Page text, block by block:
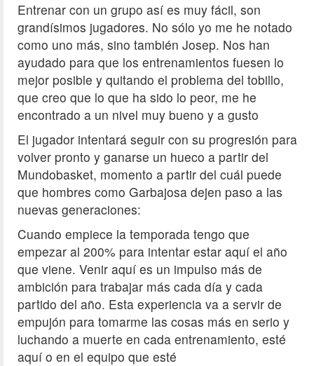
Entrenar con un grupo así es muy fácil, son
grandísimos jugadores. No sólo yo me he notado
como uno más, sino también Josep. Nos han
ayudado para que los entrenamientos fuesen lo
mejor posible y quitando el problema del tobillo,
que creo que lo que ha sido lo peor, me he
encontrado a un nivel muy bueno y a gusto
El jugador intentará seguir con su progresión para
volver pronto y ganarse un hueco a partir del
Mundobasket, momento a partir del cuál puede
que hombres como Garbajosa dejen paso a las
nuevas generaciones:
Cuando empiece la temporada tengo que
empezar al 200% para intentar estar aquí el año
que viene. Venir aquí es un impulso más de
ambición para trabajar más cada día y cada
partido del año. Esta experiencia va a servir de
empujón para tomarme las cosas más en serio y
luchando a muerte en cada entrenamiento, esté
aquí o en el equipo que esté